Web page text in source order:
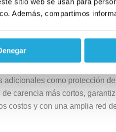
Además, compartimos
y asequible
día.
que proporciona una cobertura
a atención primaria,
adicionales como protección
carencia más cortos,
costos y con una amplia red